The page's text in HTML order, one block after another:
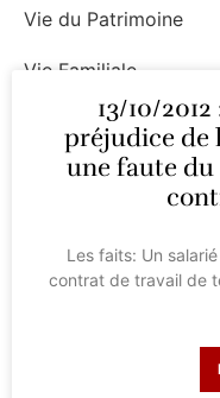
Vie du Patrimoine
Vie Familiale
Vie Professionnelle
13/10/
préjudice de
une faute
Les faits: Un
contrat de travail de